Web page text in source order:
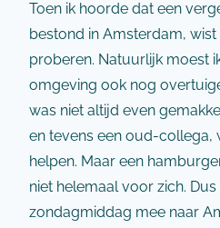
Toen ik hoorde dat een
bestond in Amsterdam,
proberen. Natuurlijk moest
omgeving ook nog
was niet altijd even
en tevens een oud-collega,
helpen. Maar een
niet helemaal voor zich.
zondagmiddag mee naar